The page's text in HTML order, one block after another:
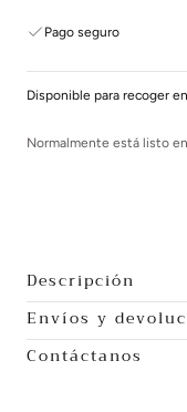
Pago seguro
Disponible para recoger
Normalmente está listo
Descripción
Envíos y
Contáctanos